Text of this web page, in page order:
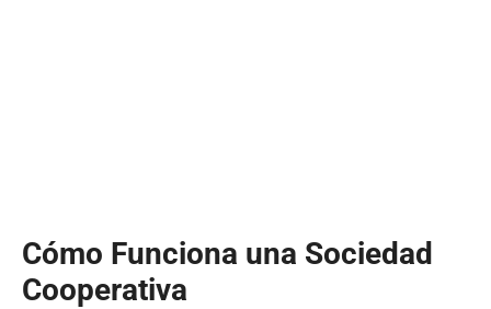
Cómo Funciona una Sociedad
Cooperativa